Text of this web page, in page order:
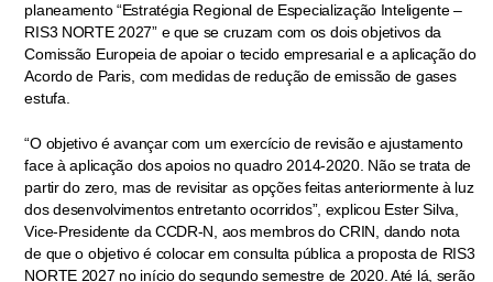
planeamento “Estratégia Regional de Especialização Inteligente –
RIS3 NORTE 2027” e que se cruzam com os dois objetivos da
Comissão Europeia de apoiar o tecido empresarial e a aplicação do
Acordo de Paris, com medidas de redução de emissão de gases
estufa.
“O objetivo é avançar com um exercício de revisão e ajustamento
face à aplicação dos apoios no quadro 2014-2020. Não se trata de
partir do zero, mas de revisitar as opções feitas anteriormente à luz
dos desenvolvimentos entretanto ocorridos”, explicou Ester Silva,
Vice-Presidente da CCDR-N, aos membros do CRIN, dando nota
de que o objetivo é colocar em consulta pública a proposta de RIS3
NORTE 2027 no início do segundo semestre de 2020. Até lá, serão